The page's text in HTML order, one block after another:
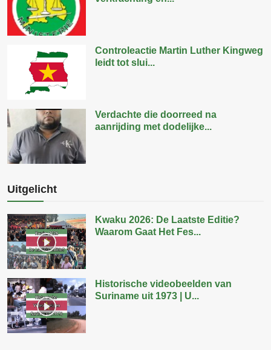
Controleactie Martin Luther Kingweg
leidt tot slui...
Verdachte die doorreed na
aanrijding met dodelijke...
Uitgelicht
Kwaku 2026: De Laatste Editie?
Waarom Gaat Het Fes...
Historische videobeelden van
Suriname uit 1973 | U...